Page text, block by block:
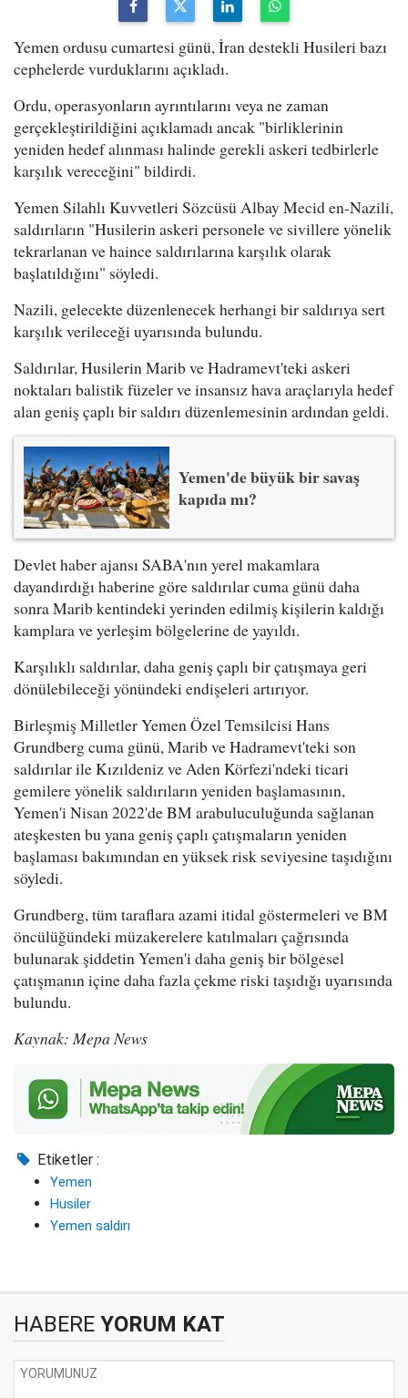
Yemen ordusu cumartesi günü, İran destekli Husileri bazı
cephelerde vurduklarını açıkladı.
Ordu, operasyonların ayrıntılarını veya ne zaman
gerçekleştirildiğini açıklamadı ancak "birliklerinin
yeniden hedef alınması halinde gerekli askeri tedbirlerle
karşılık vereceğini" bildirdi.
Yemen Silahlı Kuvvetleri Sözcüsü Albay Mecid en-Nazili,
saldırıların "Husilerin askeri personele ve sivillere yönelik
tekrarlanan ve haince saldırılarına karşılık olarak
başlatıldığını" söyledi.
Nazili, gelecekte düzenlenecek herhangi bir saldırıya sert
karşılık verileceği uyarısında bulundu.
Saldırılar, Husilerin Marib ve Hadramevt'teki askeri
noktaları balistik füzeler ve insansız hava araçlarıyla hedef
alan geniş çaplı bir saldırı düzenlemesinin ardından geldi.
Yemen'de büyük bir savaş
kapıda mı?
Devlet haber ajansı SABA'nın yerel makamlara
dayandırdığı haberine göre saldırılar cuma günü daha
sonra Marib kentindeki yerinden edilmiş kişilerin kaldığı
kamplara ve yerleşim bölgelerine de yayıldı.
Karşılıklı saldırılar, daha geniş çaplı bir çatışmaya geri
dönülebileceği yönündeki endişeleri artırıyor.
Birleşmiş Milletler Yemen Özel Temsilcisi Hans
Grundberg cuma günü, Marib ve Hadramevt'teki son
saldırılar ile Kızıldeniz ve Aden Körfezi'ndeki ticari
gemilere yönelik saldırıların yeniden başlamasının,
Yemen'i Nisan 2022'de BM arabuluculuğunda sağlanan
ateşkesten bu yana geniş çaplı çatışmaların yeniden
başlaması bakımından en yüksek risk seviyesine taşıdığını
söyledi.
Grundberg, tüm taraflara azami itidal göstermeleri ve BM
öncülüğündeki müzakerelere katılmaları çağrısında
bulunarak şiddetin Yemen'i daha geniş bir bölgesel
çatışmanın içine daha fazla çekme riski taşıdığı uyarısında
bulundu.
Kaynak: Mepa News
Etiketler :
Yemen
Husiler
Yemen saldırı
HABERE YORUM KAT